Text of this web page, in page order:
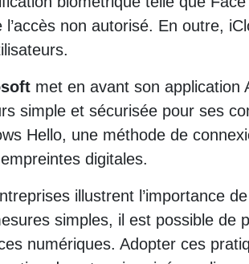
l’accès non autorisé. En outre,
met en avant son application
simple et sécurisée pour ses
Hello, une méthode de
digitales.
illustrent l’importance
simples, il est possible de
numériques. Adopter ces